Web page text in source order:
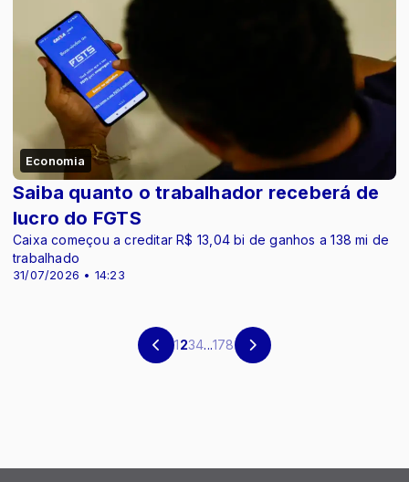
Economia
31/07/2026 • 14:23
Saiba quanto o trabalhador receberá de
lucro do FGTS
Caixa começou a creditar R$ 13,04 bi de ganhos a 138 mi de
trabalhado
1234...178